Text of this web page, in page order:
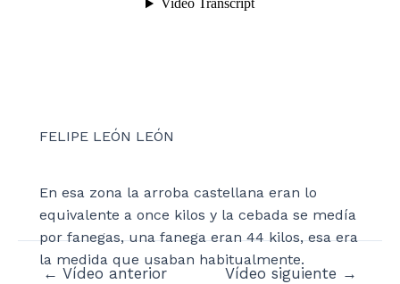
FELIPE LEÓN LEÓN
En esa zona la arroba castellana eran lo
equivalente a once kilos y la cebada se medía
por fanegas, una fanega eran 44 kilos, esa era
la medida que usaban habitualmente.
Navegación
← Vídeo anterior Vídeo siguiente →